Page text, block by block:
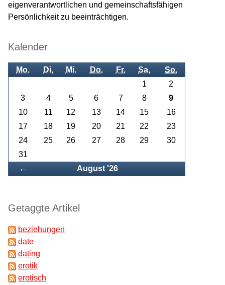
eigenverantwortlichen und gemeinschaftsfähigen
Persönlichkeit zu beeinträchtigen.
Kalender
Mo. Di. Mi. Do. Fr. Sa. So.
← August '26
1
2
3
4 5 6 7 8
9
10
11 12 13 14 15
16
17
18 19 20 21 22
23
24
25 26 27 28 29
30
31
Getaggte Artikel
beziehungen
date
dating
erotik
erotisch